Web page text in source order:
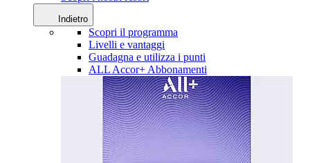
Indietro
Scopri il programma
Livelli e vantaggi
Guadagna e utilizza i punti
ALL Accor+ Abbonamenti